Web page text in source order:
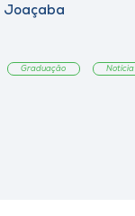
Joaçaba
Graduação Notícia